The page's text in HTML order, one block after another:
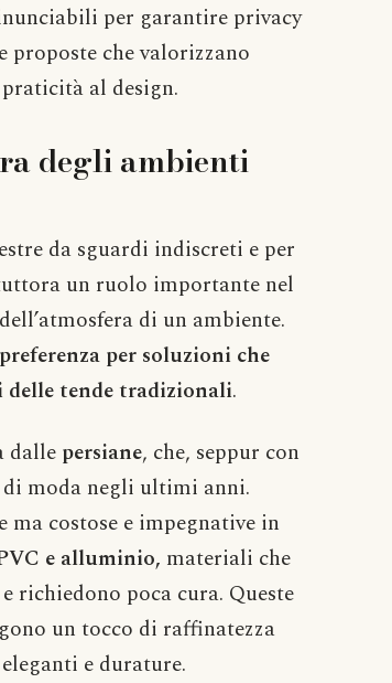
per garantire privacy
che valorizzano
al design.
degli ambienti
da sguardi indiscreti e per
un ruolo importante nel
di un ambiente.
per soluzioni che
tende tradizionali.
dalle persiane, che, seppur con
moda negli ultimi anni.
costose e impegnative in
e alluminio, materiali che
richiedono poca cura. Queste
un tocco di raffinatezza
e durature.